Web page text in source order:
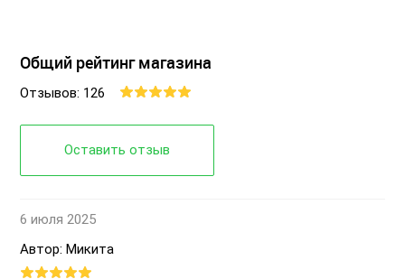
Общий рейтинг магазина
Отзывов: 126
Оставить отзыв
6 июля 2025
Автор: Микита